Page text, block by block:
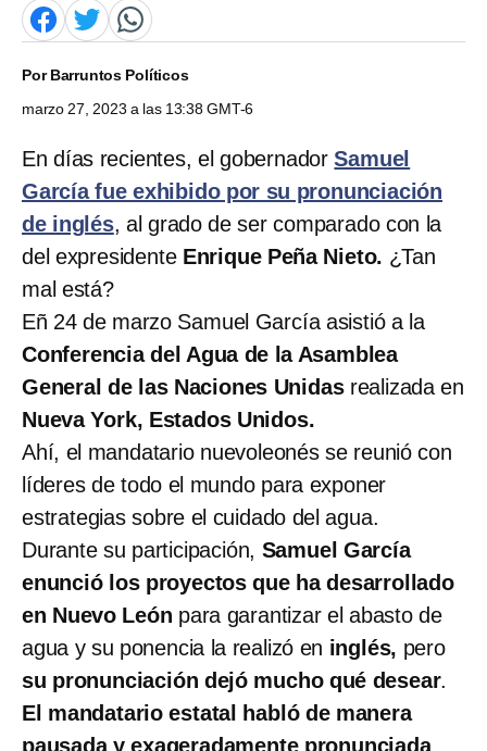
PorBarruntos Políticos
marzo 27, 2023 a las 13:38 GMT-6
En días recientes, el gobernadorSamuel
García fue exhibido por su pronunciación
de inglés, al grado de ser comparado con la
del expresidente Enrique Peña Nieto. ¿Tan
mal está?
Eñ 24 de marzo Samuel García asistió a la
Conferencia del Agua de la Asamblea
General de las Naciones Unidasrealizada en
Nueva York, Estados Unidos.
Ahí, el mandatario nuevoleonés se reunió con
líderes de todo el mundo para exponer
estrategias sobre el cuidado del agua.
Durante su participación, Samuel García
enunció los proyectos que ha desarrollado
en Nuevo León para garantizar el abasto de
agua y su ponencia la realizó en inglés, pero
su pronunciación dejó mucho qué desear.
El mandatario estatal habló de manera
pausada y exageradamente pronunciada,